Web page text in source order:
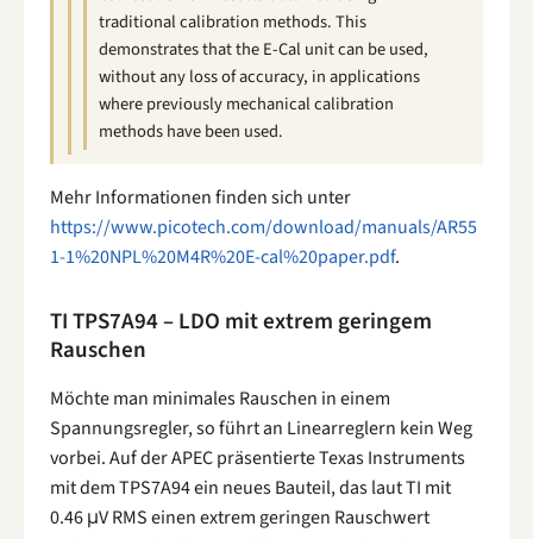
traditional calibration methods. This
demonstrates that the E-Cal unit can be used,
without any loss of accuracy, in applications
where previously mechanical calibration
methods have been used.
Mehr Informationen finden sich unter
https://www.picotech.com/download/manuals/AR55
1-1%20NPL%20M4R%20E-cal%20paper.pdf.
TI TPS7A94 – LDO mit extrem geringem
Rauschen
Möchte man minimales Rauschen in einem
Spannungsregler, so führt an Linearreglern kein Weg
vorbei. Auf der APEC präsentierte Texas Instruments
mit dem TPS7A94 ein neues Bauteil, das laut TI mit
0.46 μV RMS einen extrem geringen Rauschwert